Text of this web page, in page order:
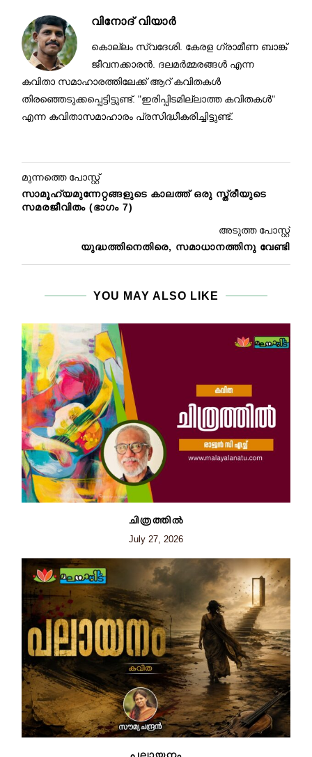
വിനോദ് വിയാർ
കൊല്ലം സ്വദേശി. കേരള ഗ്രാമീണ ബാങ്ക്
ജീവനക്കാരൻ. ദലമർമ്മരങ്ങൾ എന്ന
കവിതാ സമാഹാരത്തിലേക്ക് ആറ് കവിതകൾ
തിരഞ്ഞെടുക്കപ്പെട്ടിട്ടുണ്ട്. "ഇരിപ്പിടമില്ലാത്ത കവിതകൾ"
എന്ന കവിതാസമാഹാരം പ്രസിദ്ധീകരിച്ചിട്ടുണ്ട്.
മുന്നത്തെ പോസ്റ്റ്
സാമൂഹ്യമുന്നേറ്റങ്ങളുടെ കാലത്ത് ഒരു സ്ത്രീയുടെ
സമരജീവിതം (ഭാഗം 7)
അടുത്ത പോസ്റ്റ്
യുദ്ധത്തിനെതിരെ, സമാധാനത്തിനു വേണ്ടി
YOU MAY ALSO LIKE
ചിത്രത്തില്‍
July 27, 2026